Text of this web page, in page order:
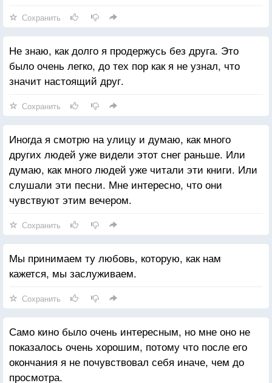
Сохранить
Не знаю, как долго я продержусь без друга. Это
было очень легко, до тех пор как я не узнал, что
значит настоящий друг.
Сохранить
Иногда я смотрю на улицу и думаю, как много
других людей уже видели этот снег раньше. Или
думаю, как много людей уже читали эти книги. Или
слушали эти песни. Мне интересно, что они
чувствуют этим вечером.
Сохранить
Мы принимаем ту любовь, которую, как нам
кажется, мы заслуживаем.
Сохранить
Само кино было очень интересным, но мне оно не
показалось очень хорошим, потому что после его
окончания я не почувствовал себя иначе, чем до
просмотра.